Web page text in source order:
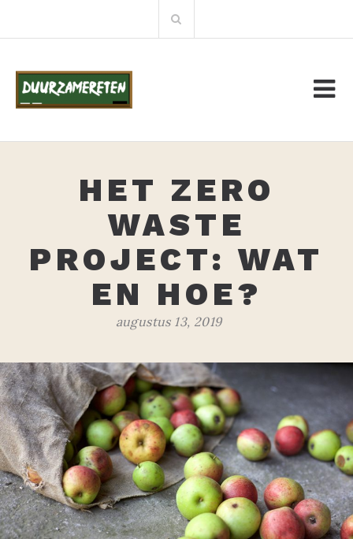
HET ZERO
WASTE
PROJECT: WAT
EN HOE?
augustus 13, 2019